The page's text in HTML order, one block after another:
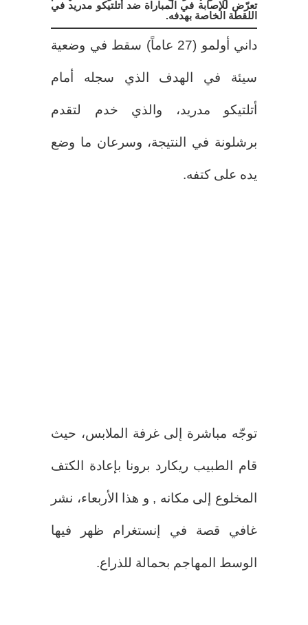
تعرّض للإصابة في المباراة ضد أتلتيكو مدريد في
اللقطة الخاصة بهدفه.
داني أولمو (27 عاماً) سقط في وضعية
سيئة في الهدف الذي سجله أمام
أتلتيكو مدريد، والذي خدم لتقدم
برشلونة في النتيجة، وسرعان ما وضع
يده على كتفه.
توجّه مباشرة إلى غرفة الملابس، حيث
قام الطبيب ريكارد برونا بإعادة الكتف
المخلوع إلى مكانه , و هذا الأربعاء، نشر
غافي قصة في إنستغرام ظهر فيها
الوسط المهاجم بحمالة للذراع.